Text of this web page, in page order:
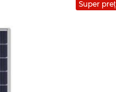
Super preț